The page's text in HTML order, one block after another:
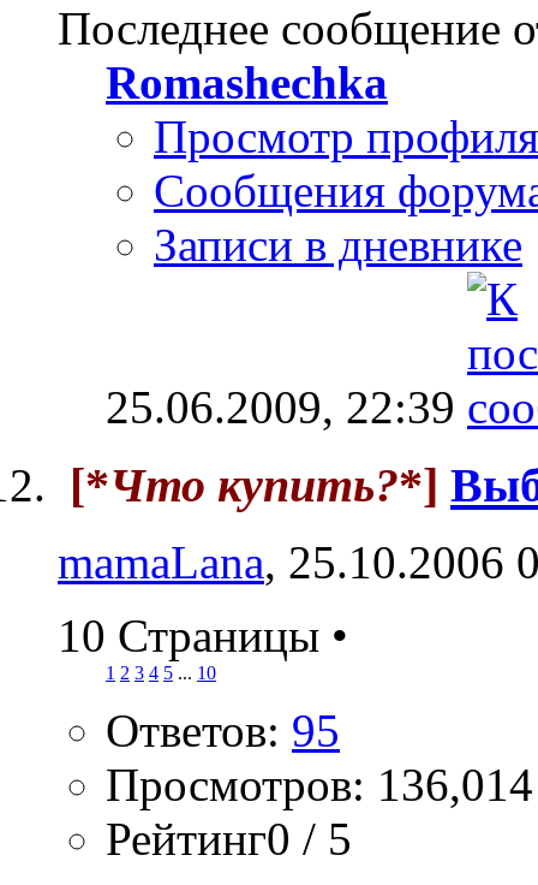
Последнее сообщение
Romashechka
Просмотр профиля
Сообщения
Записи в дневнике
25.06.2009, 22:39
[*Что купить?*]
mamaLana, 25.10.2006
10 Страницы •
1 2 3 4 5 ... 10
Ответов: 95
Просмотров: 136,014
Рейтинг0 / 5